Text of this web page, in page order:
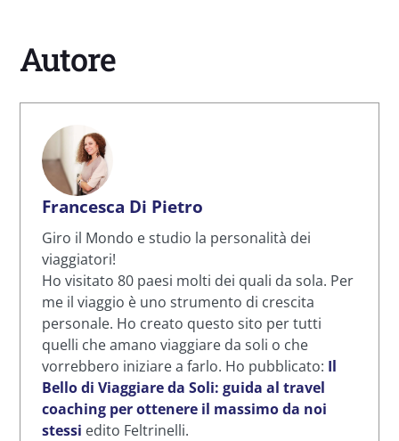
Autore
Francesca Di Pietro
Giro il Mondo e studio la personalità dei
viaggiatori!
Ho visitato 80 paesi molti dei quali da sola. Per
me il viaggio è uno strumento di crescita
personale. Ho creato questo sito per tutti
quelli che amano viaggiare da soli o che
vorrebbero iniziare a farlo. Ho pubblicato: Il
Bello di Viaggiare da Soli: guida al travel
coaching per ottenere il massimo da noi
stessi edito Feltrinelli.